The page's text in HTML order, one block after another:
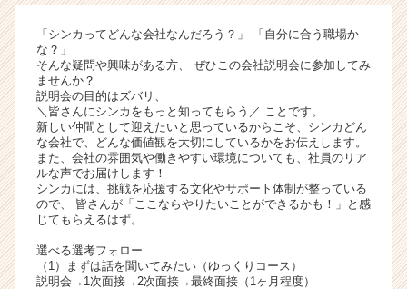
届
く
活
イ
ト
チ
ア
キ
ャ
h
「シンカってどんな会社なんだろう？」 「自分に合う職場か
な？」
そんな疑問や興味がある方、 ぜひこの会社説明会に参加してみ
ませんか？
説明会の目的はズバリ、
＼皆さんにシンカをもっと知ってもらう／ ことです。
新しい仲間として迎えたいと思っているからこそ、シンカどん
な会社で、どんな価値観を大切にしているかをお伝えします。
また、会社の雰囲気や働きやすい環境についても、社員のリア
ルな声でお届けします！
シンカには、挑戦を応援する文化やサポート体制が整っている
ので、 皆さんが「ここならやりたいことができるかも！」と感
じてもらえるはず。
選べる選考フォロー
（1）まずは話を聞いてみたい（ゆっくりコース）
説明会→1次面接→2次面接→最終面接（1ヶ月程度）